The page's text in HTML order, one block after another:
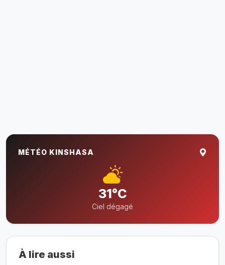
MÉTÉO KINSHASA
31°C
Ciel dégagé
À lire aussi